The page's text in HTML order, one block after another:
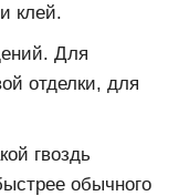
клей.
Для
отделки, для
гвоздь
обычного